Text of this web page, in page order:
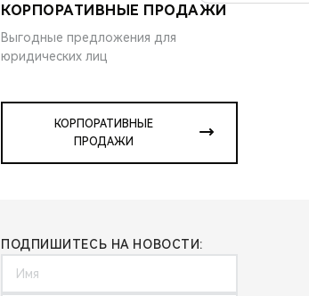
КОРПОРАТИВНЫЕ ПРОДАЖИ
Выгодные предложения для
юридических лиц
КОРПОРАТИВНЫЕ
ПРОДАЖИ
ПОДПИШИТЕСЬ НА НОВОСТИ: